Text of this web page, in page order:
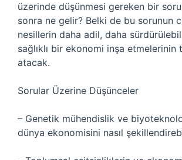
üzerinde düşünmesi gereken bir
sonra ne gelir? Belki de bu sorunun
nesillerin daha adil, daha
sağlıklı bir ekonomi inşa etmelerinin
atacak.
Sorular Üzerine Düşünceler
– Genetik mühendislik ve
dünya ekonomisini nasıl